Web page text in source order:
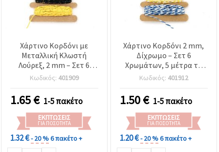
Χάρτινο Κορδόνι με
Μεταλλική Κλωστή
Λούρεξ, 2 mm – Σετ 6
Χρωμάτων, 5 μ. το καθένα
Κωδικός: 401909
1.65€ 1-5 πακέτο
ΕΚΠΤΏΣΕΙΣ
ΓΙΑ ΠΟΣΌΤΗΤΑ
1.32 €- 20 %6 πακέτο +
Χάρτινο Κορδόνι 2 mm,
Δίχρωμο – Σετ 6
Χρωμάτων, 5 μέτρα το
καθένα
Κωδικός: 401912
1.50€ 1-5 πακέτο
ΕΚΠΤΏΣΕΙΣ
ΓΙΑ ΠΟΣΌΤΗΤΑ
1.20 €- 20 %6 πακέτο +